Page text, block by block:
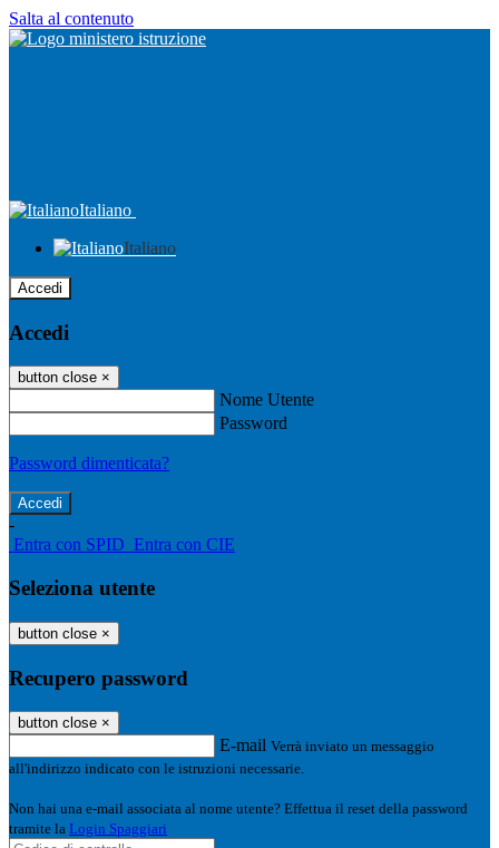
Salta al contenuto
Italiano
Italiano
Accedi
Accedi
button close ×
Nome Utente
Password
Password dimenticata?
-
Entra con SPID Entra con CIE
Seleziona utente
button close ×
Recupero password
button close ×
E-mail Verrà inviato un messaggio
all'indirizzo indicato con le istruzioni necessarie.
Non hai una e-mail associata al nome utente? Effettua il reset della password
tramite la Login Spaggiari